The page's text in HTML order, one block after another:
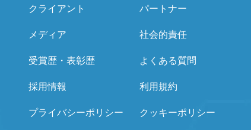
クライアント パートナー
メディア 社会的責任
受賞歴・表彰歴 よくある質問
採用情報 利用規約
プライバシーポリシー クッキーポリシー